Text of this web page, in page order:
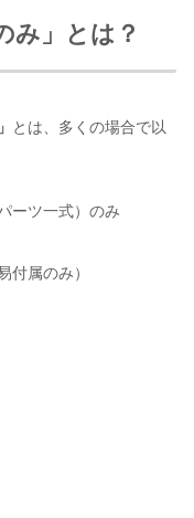
み」とは？
とは、多くの場合で以
ーツ一式）のみ
付属のみ）